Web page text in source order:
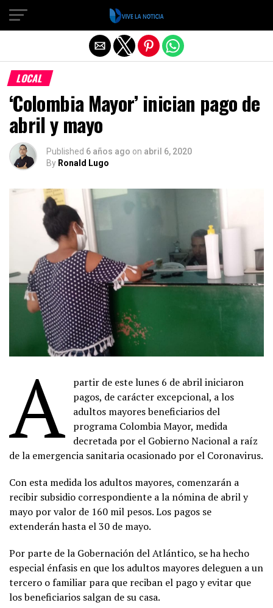
LOCAL
‘Colombia Mayor’ inician pago de
abril y mayo
Published 6 años ago on abril 6, 2020
By Ronald Lugo
A
partir de este lunes 6 de abril iniciaron
pagos, de carácter excepcional, a los
adultos mayores beneficiarios del
programa Colombia Mayor, medida
decretada por el Gobierno Nacional a raíz
de la emergencia sanitaria ocasionado por el Coronavirus.
Con esta medida los adultos mayores, comenzarán a
recibir subsidio correspondiente a la nómina de abril y
mayo por valor de 160 mil pesos. Los pagos se
extenderán hasta el 30 de mayo.
Por parte de la Gobernación del Atlántico, se ha hecho
especial énfasis en que los adultos mayores deleguen a un
tercero o familiar para que reciban el pago y evitar que
los beneficiarios salgan de su casa.
Salir de la versión móvil